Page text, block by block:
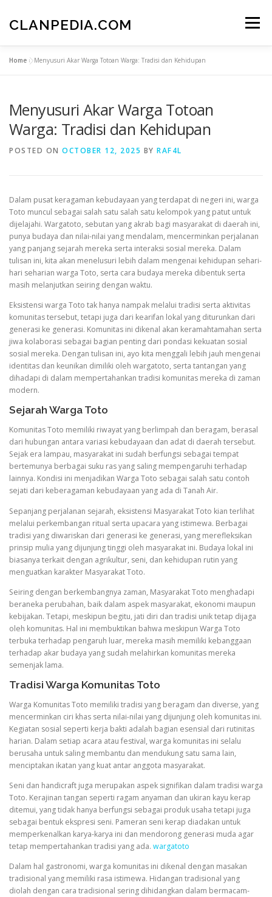
content
CLANPEDIA.COM Menu
Home »Menyusuri Akar Warga Totoan Warga: Tradisi dan Kehidupan
Menyusuri Akar Warga Totoan
Warga: Tradisi dan Kehidupan
POSTED ON OCTOBER 12, 2025 BY RAF4L
Dalam pusat keragaman kebudayaan yang terdapat di negeri ini, warga
Toto muncul sebagai salah satu salah satu kelompok yang patut untuk
dijelajahi. Wargatoto, sebutan yang akrab bagi masyarakat di daerah ini,
punya budaya dan nilai-nilai yang mendalam, mencerminkan perjalanan
yang panjang sejarah mereka serta interaksi sosial mereka. Dalam
tulisan ini, kita akan menelusuri lebih dalam mengenai kehidupan sehari-
hari seharian warga Toto, serta cara budaya mereka dibentuk serta
masih melanjutkan seiring dengan waktu.
Eksistensi warga Toto tak hanya nampak melalui tradisi serta aktivitas
komunitas tersebut, tetapi juga dari kearifan lokal yang diturunkan dari
generasi ke generasi. Komunitas ini dikenal akan keramahtamahan serta
jiwa kolaborasi sebagai bagian penting dari pondasi kekuatan sosial
sosial mereka. Dengan tulisan ini, ayo kita menggali lebih jauh mengenai
identitas dan keunikan dimiliki oleh wargatoto, serta tantangan yang
dihadapi di dalam mempertahankan tradisi komunitas mereka di zaman
modern.
Sejarah Warga Toto
Komunitas Toto memiliki riwayat yang berlimpah dan beragam, berasal
dari hubungan antara variasi kebudayaan dan adat di daerah tersebut.
Sejak era lampau, masyarakat ini sudah berfungsi sebagai tempat
bertemunya berbagai suku ras yang saling mempengaruhi terhadap
lainnya. Kondisi ini menjadikan Warga Toto sebagai salah satu contoh
sejati dari keberagaman kebudayaan yang ada di Tanah Air.
Sepanjang perjalanan sejarah, eksistensi Masyarakat Toto kian terlihat
melalui perkembangan ritual serta upacara yang istimewa. Berbagai
tradisi yang diwariskan dari generasi ke generasi, yang merefleksikan
prinsip mulia yang dijunjung tinggi oleh masyarakat ini. Budaya lokal ini
biasanya terkait dengan agrikultur, seni, dan kehidupan rutin yang
menguatkan karakter Masyarakat Toto.
Seiring dengan berkembangnya zaman, Masyarakat Toto menghadapi
beraneka perubahan, baik dalam aspek masyarakat, ekonomi maupun
kebijakan. Tetapi, meskipun begitu, jati diri dan tradisi unik tetap dijaga
oleh komunitas. Hal ini membuktikan bahwa meskipun Warga Toto
terbuka terhadap pengaruh luar, mereka masih memiliki kebanggaan
terhadap akar budaya yang sudah melahirkan komunitas mereka
semenjak lama.
Tradisi Warga Komunitas Toto
Warga Komunitas Toto memiliki tradisi yang beragam dan diverse, yang
mencerminkan ciri khas serta nilai-nilai yang dijunjung oleh komunitas ini.
Kegiatan sosial seperti kerja bakti adalah bagian esensial dari rutinitas
harian. Dalam setiap acara atau festival, warga komunitas ini selalu
berusaha untuk saling membantu dan mendukung satu sama lain,
menciptakan ikatan yang kuat antar anggota masyarakat.
Seni dan handicraft juga merupakan aspek signifikan dalam tradisi warga
Toto. Kerajinan tangan seperti ragam anyaman dan ukiran kayu kerap
ditemui, yang tidak hanya berfungsi sebagai produk usaha tetapi juga
sebagai bentuk ekspresi seni. Pameran seni kerap diadakan untuk
memperkenalkan karya-karya ini dan mendorong generasi muda agar
tetap mempertahankan tradisi yang ada. wargatoto
Dalam hal gastronomi, warga komunitas ini dikenal dengan masakan
tradisional yang memiliki rasa istimewa. Hidangan tradisional yang
diolah dengan cara tradisional sering dihidangkan dalam bermacam-